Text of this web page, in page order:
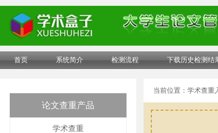
首页 系统简介 检测流程 下载历史检测结
论文查重产品
学术查重
当前位置： 学术查重